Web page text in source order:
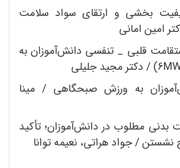
بخشی و ارتقای سواد سلامت
امین امانی
قلبی _ تنفسی دانش‌آموزان به
به ورزش صبحگاهی / مینا
مطلوب در دانش‌آموزان؛ تأکید
/ جواد هراتی، نعیمه توانا